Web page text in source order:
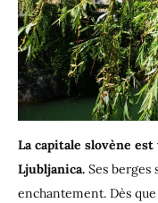
La capitale slovène
Ljubljanica. Ses berges
enchantement. Dès